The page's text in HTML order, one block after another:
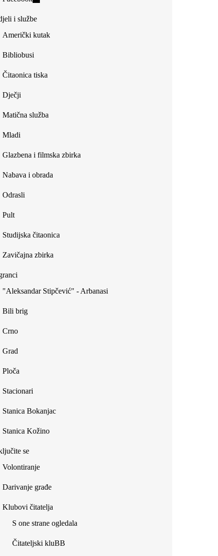
external)
external)
i službe
Američki kutak
Bibliobusi
Čitaonica tiska
Dječji
Matična služba
Mladi
Glazbena i filmska zbirka
Nabava i obrada
Odrasli
Pult
Studijska čitaonica
Zavičajna zbirka
"Aleksandar Stipčević" - Arbanasi
Bili brig
Crno
Grad
Ploča
Stacionari
Stanica Bokanjac
Stanica Kožino
se
Volontiranje
Darivanje građe
Klubovi čitatelja
S one strane ogledala
Čitateljski kluBB